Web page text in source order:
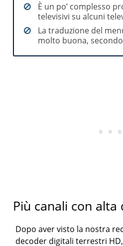
È un po’ complesso
televisivi su alcuni
La traduzione del
molto buona,
Più canali con alta
Dopo aver visto la nostra
decoder digitali terrestri